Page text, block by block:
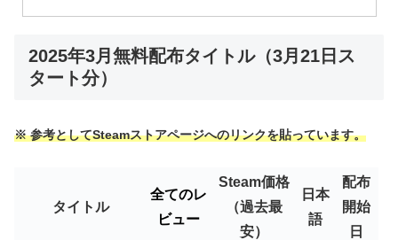
2025年3月無料配布タイトル（3月21日ス
タート分）
※ 参考としてSteamストアページへのリンクを貼っています。
タイトル
全てのレ
ビュー
Steam価格
（過去最
安）
日本
語
配布
開始
日